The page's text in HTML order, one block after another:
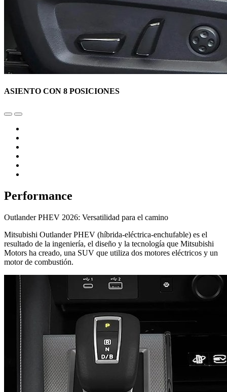
ASIENTO CON 8 POSICIONES
Performance
Outlander PHEV 2026: Versatilidad para el camino
Mitsubishi Outlander PHEV (híbrida-eléctrica-enchufable) es el
resultado de la ingeniería, el diseño y la tecnología que Mitsubishi
Motors ha creado, una SUV que utiliza dos motores eléctricos y un
motor de combustión.